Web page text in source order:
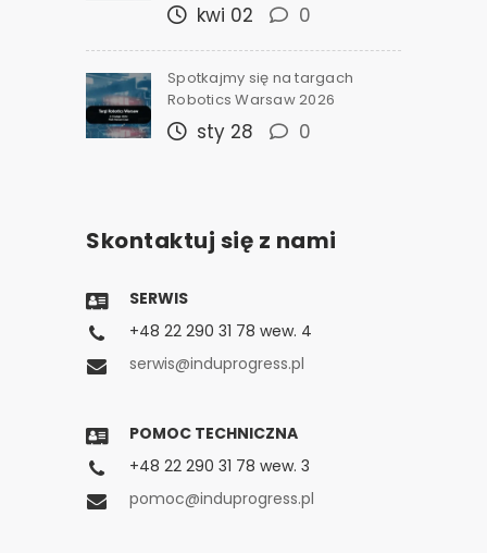
kwi 02 0
Spotkajmy się na targach
Robotics Warsaw 2026
sty 28 0
Skontaktuj się z nami
SERWIS
+48 22 290 31 78 wew. 4
serwis@induprogress.pl
POMOC TECHNICZNA
+48 22 290 31 78 wew. 3
pomoc@induprogress.pl